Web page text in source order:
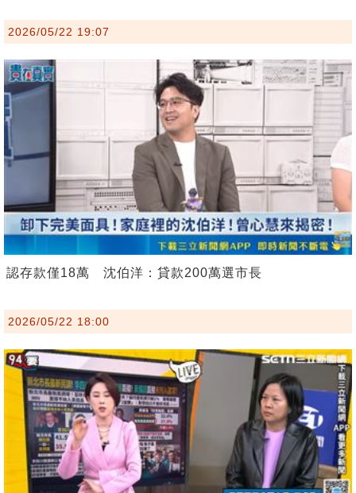
2026/05/22 19:07
認存款僅18萬 沈伯洋：貸款200萬選市長
2026/05/22 18:00